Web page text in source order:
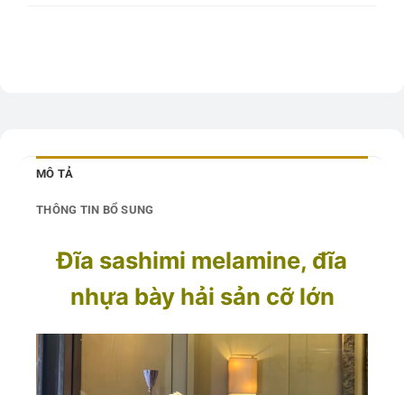
MÔ TẢ
THÔNG TIN BỔ SUNG
Đĩa sashimi melamine, đĩa
nhựa bày hải sản cỡ lớn